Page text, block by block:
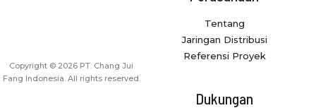
Tentang
Jaringan Distribusi
Referensi Proyek
Dukungan
Copyright © 2026 PT. Chang Jui
Fang Indonesia. All rights reserved.